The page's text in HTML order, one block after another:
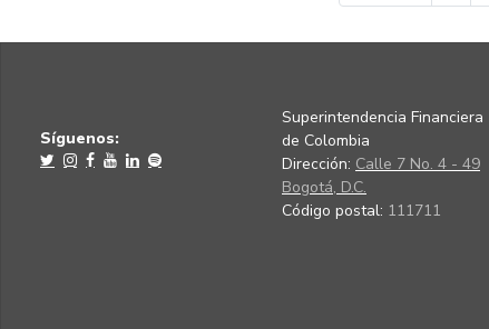
Síguenos:
Superintendencia Financiera
de Colombia
Dirección: Calle 7 No. 4 - 49
Bogotá, D.C.
Código postal: 111711